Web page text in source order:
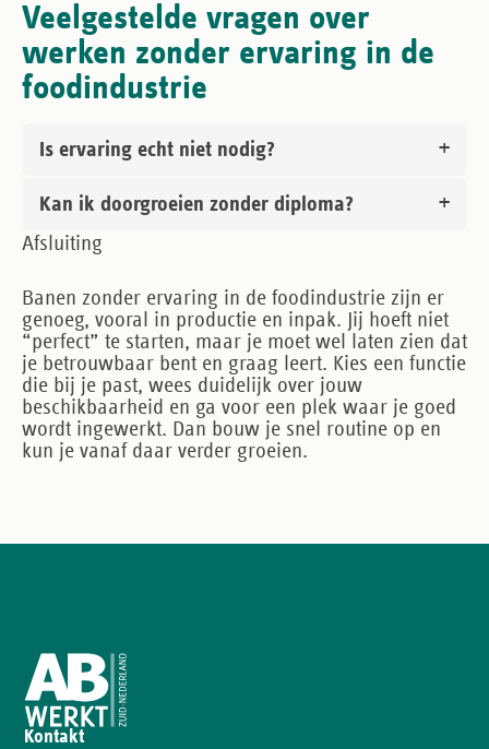
Veelgestelde vragen over
werken zonder ervaring in de
foodindustrie
Is ervaring echt niet nodig?
Kan ik doorgroeien zonder diploma?
Afsluiting
Banen zonder ervaring in de foodindustrie zijn er
genoeg, vooral in productie en inpak. Jij hoeft niet
“perfect” te starten, maar je moet wel laten zien dat
je betrouwbaar bent en graag leert. Kies een functie
die bij je past, wees duidelijk over jouw
beschikbaarheid en ga voor een plek waar je goed
wordt ingewerkt. Dan bouw je snel routine op en
kun je vanaf daar verder groeien.
Kontakt